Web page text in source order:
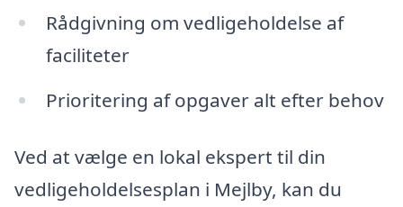
Rådgivning om vedligeholdelse af
faciliteter
Prioritering af opgaver alt efter behov
Ved at vælge en lokal ekspert til din
vedligeholdelsesplan i Mejlby, kan du